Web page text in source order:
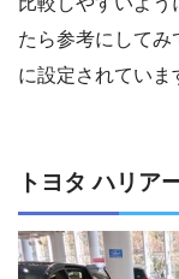
たら参考にしてみ
に設定されていま
トヨタ ハリア